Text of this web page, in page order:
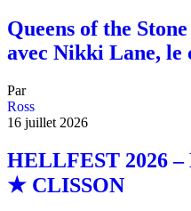
Queens of the
avec Nikki Lane, le
Par
Ross
16 juillet 2026
HELLFEST 2026
★ CLISSON